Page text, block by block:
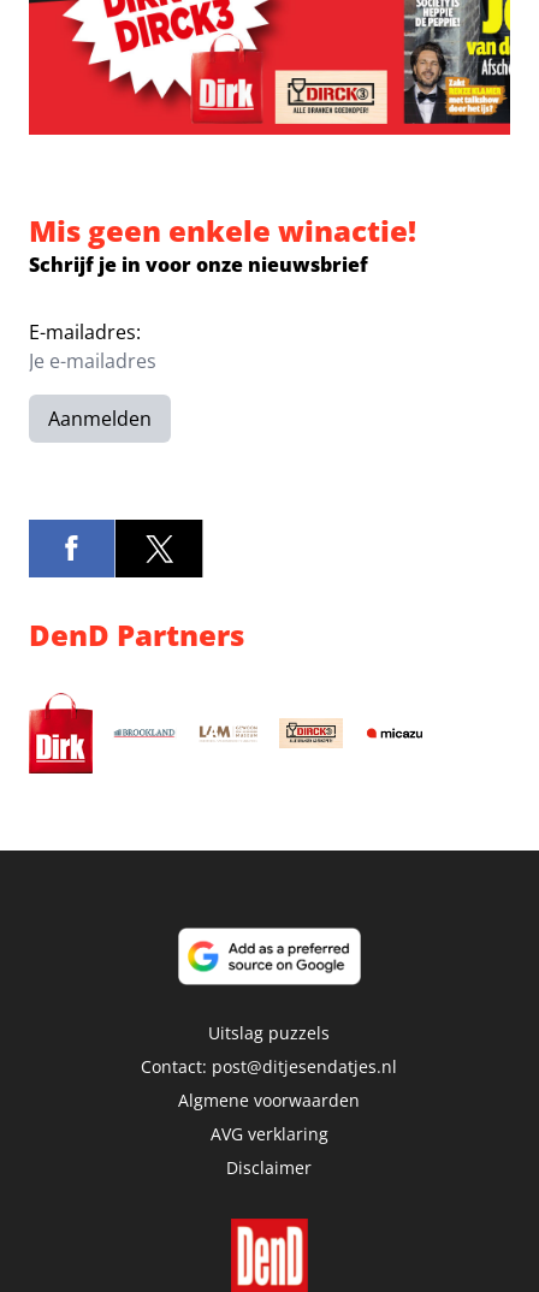
Mis geen enkele winactie!
Schrijf je in voor onze nieuwsbrief
E-mailadres:
Aanmelden
DenD Partners
Uitslag puzzels
Contact: post@ditjesendatjes.nl
Algmene voorwaarden
AVG verklaring
Disclaimer